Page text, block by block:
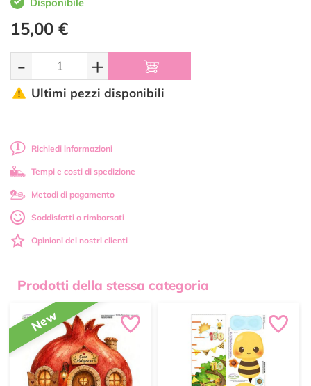
15,00 €
- +
Ultimi pezzi disponibili
Richiedi informazioni
Tempi e costi di spedizione
Metodi di pagamento
Soddisfatti o rimborsati
Opinioni dei nostri clienti
Prodotti della stessa categoria
New